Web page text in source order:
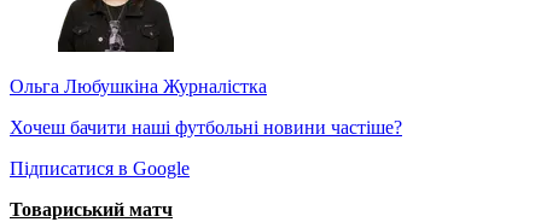
Ольга Любушкіна Журналістка
Хочеш бачити наші футбольні новини частіше?
Підписатися в Google
Товариський матч